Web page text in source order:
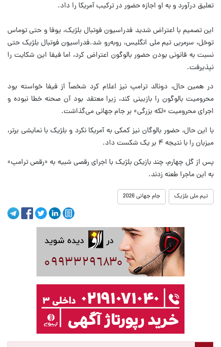
تعلیق درآورد و به او اجازه حضور در ترکیب آمریکا را داد.
این تصمیم با اعتراض شدید فدراسیون فوتبال بلژیک، یوفا و حتی توماس
توخل، سرمربی تیم ملی انگلیس، روبه‌رو شد.فدراسیون فوتبال بلژیک حتی
نسبت به قانونی بودن حضور بالوگون اعتراض کرد، اما فیفا این شکایت را
نپذیرفت.
در همین حال، دونالد ترامپ نیز اعلام کرد شخصاً از فیفا خواسته بود
محرومیت بالوگون را بازبینی کند، زیرا معتقد بود آن صحنه خطا نبوده و
اجرای محرومیت «لکه بزرگی» بر جام جهانی می‌گذاشت.
با این حال، حضور بالوگان نیز کمکی به آمریکا نکرد و بلژیک با نمایشی برتر،
میزبان را با نتیجه ۴ بر یک شکست داد.
پس از گل چهارم، چند بازیکن بلژیک با اجرای رقصی شبیه به «رقص ترامپ»
به این ماجرا طعنه زدند.
تیم ملی بلژیک جام جهانی 2026